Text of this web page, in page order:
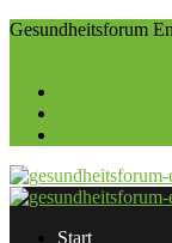
Gesundheitsforum
Start